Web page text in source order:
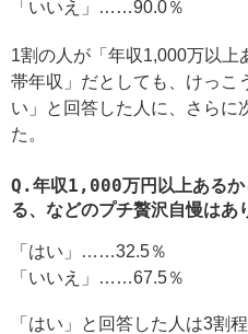
「いいえ」……90.0％
1割の人が「年収1,000万以
帯年収」だとしても、けっこ
い」と回答した人に、さらに
た。
Q.年収1,000万円以上あるか
る、などのプチ贅沢自慢はあ
「はい」……32.5％
「いいえ」……67.5％
「はい」と回答した人は3割